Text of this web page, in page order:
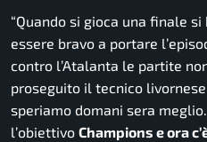
“Quando si gioca una finale
essere bravo a portare
contro l’Atalanta le partite
proseguito il tecnico livornese
speriamo domani sera
l’obiettivo Champions e ora